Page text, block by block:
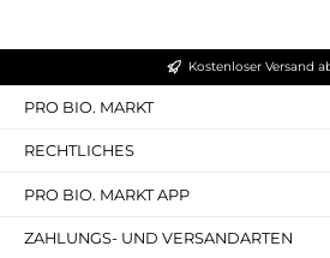
Kostenloser Versand
PRO BIO. MARKT
RECHTLICHES
PRO BIO. MARKT APP
ZAHLUNGS- UND VERSANDARTEN